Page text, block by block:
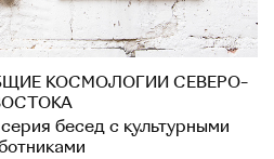
КОСМОЛОГИИ СЕВЕРО-
бесед с культурными